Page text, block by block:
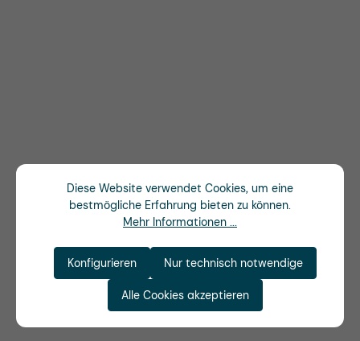
Diese Website verwendet Cookies, um eine
bestmögliche Erfahrung bieten zu können.
Mehr Informationen ...
Nur technisch notwendige
Konfigurieren
Alle Cookies akzeptieren